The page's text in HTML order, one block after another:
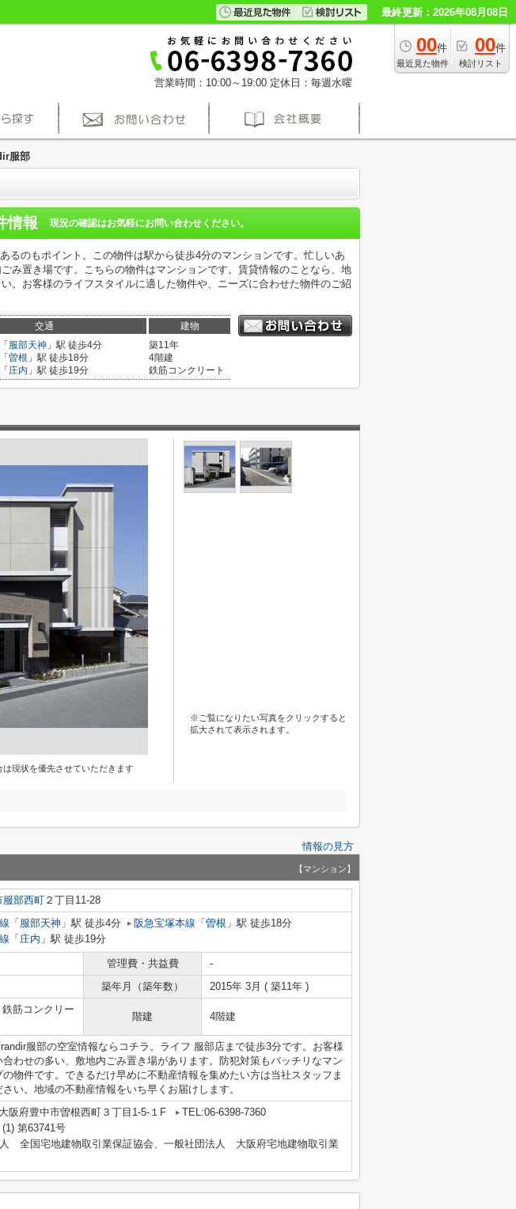
最終更新：2026年08月08日
00件
最近見た物件
00件
検討リスト
営業時間：10:00～19:00 定休日：毎週水曜
服部
情報 現況の確認はお気軽にお問い合わせください。
るのもポイント。この物件は駅から徒歩4分のマンションです。忙しいあ
み置き場です。こちらの物件はマンションです。賃貸情報のことなら、地
。お客様のライフスタイルに適した物件や、ニーズに合わせた物件のご紹
交通 建物
「 服部天神 」駅 徒歩4分
「 曽根 」駅 徒歩18分
「 庄内 」駅 徒歩19分
築11年
4階建
鉄筋コンクリート
現状を優先させていただきます
※ご覧になりたい写真をクリックすると
拡大されて表示されます。
情報の見方
【マンション】
服部西町 ２丁目11-28
「 服部天神 」駅 徒歩4分 阪急宝塚本線 「 曽根 」駅 徒歩18分
「 庄内 」駅 徒歩19分
管理費・共益費
-
築年月（築年数） 2015年 3月 ( 築11年 )
筋コンクリー
階建 4階建
服部の空室情報ならコチラ。ライフ 服部店まで徒歩3分です。お客様
わせの多い、敷地内ごみ置き場があります。防犯対策もバッチリなマン
の物件です。できるだけ早めに不動産情報を集めたい方は当社スタッフま
い。地域の不動産情報をいち早くお届けします。
大阪府豊中市曽根西町３丁目1-5-１F
TEL:06-6398-7360
第63741号
全国宅地建物取引業保証協会、一般社団法人 大阪府宅地建物取引業